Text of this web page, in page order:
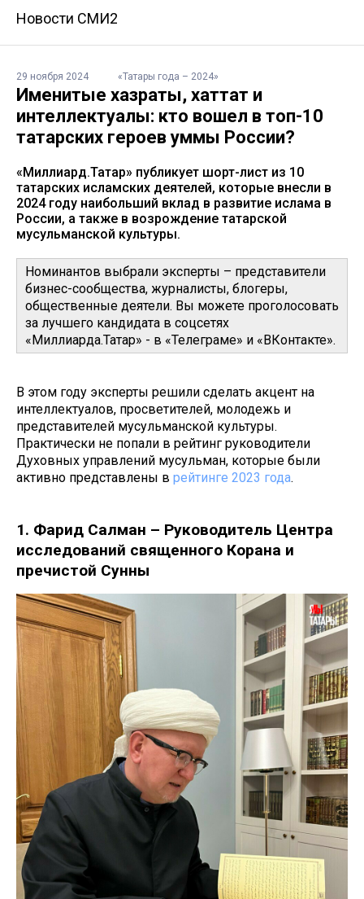
Новости СМИ2
29 ноября 2024 «Татары года – 2024»
Именитые хазраты, хаттат и
интеллектуалы: кто вошел в топ-10
татарских героев уммы России?
«Миллиард.Татар» публикует шорт-лист из 10
татарских исламских деятелей, которые внесли в
2024 году наибольший вклад в развитие ислама в
России, а также в возрождение татарской
мусульманской культуры.
Номинантов выбрали эксперты – представители
бизнес-сообщества, журналисты, блогеры,
общественные деятели. Вы можете проголосовать
за лучшего кандидата в соцсетях
«Миллиарда.Татар» - в «Телеграме» и «ВКонтакте».
В этом году эксперты решили сделать акцент на
интеллектуалов, просветителей, молодежь и
представителей мусульманской культуры.
Практически не попали в рейтинг руководители
Духовных управлений мусульман, которые были
активно представлены в рейтинге 2023 года.
1. Фарид Салман – Руководитель Центра
исследований священного Корана и
пречистой Сунны